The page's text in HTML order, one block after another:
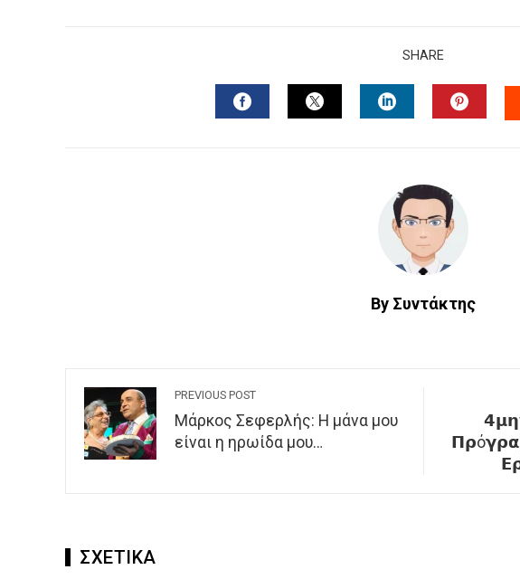
SHARE
By Συντάκτης
PREVIOUS POST
Μάρκος Σεφερλής: Η μάνα μου
είναι η ηρωίδα μου…
ΣΧΕΤΙΚΑ